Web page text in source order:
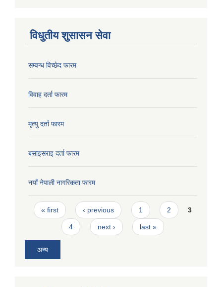
विधुतीय शुसासन सेवा
सम्वन्ध विच्छेद फारम
विवाह दर्ता फारम
मृत्यु दर्ता फारम
बसाइसराइ दर्ता फारम
नयाँ नेपाली नागरिकता फारम
Pages
« first ‹ previous 1 2 3
4 next › last »
अन्य